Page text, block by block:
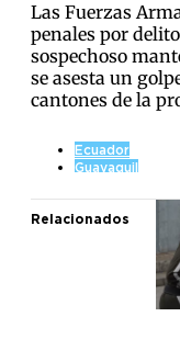
Las Fuerzas
penales por
sospechoso
se asesta un
cantones de la
Ecuador
Guayaquil
Relacionados